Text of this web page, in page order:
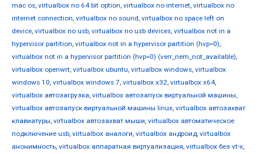
mac os, virtualbox no 64 bit option, virtualbox no internet, virtualbox no
internet connection, virtualbox no sound, virtualbox no space left on
device, virtualbox no usb, virtualbox no usb devices, virtualbox not in a
hypervisor partition, virtualbox not in a hypervisor partition (hvp=0),
virtualbox not in a hypervisor partition (hvp=0) (verr_nem_not_available),
virtualbox openwrt, virtualbox ubuntu, virtualbox windows, virtualbox
windows 10, virtualbox windows 7, virtualbox x32, virtualbox x64,
virtualbox автозагрузка, virtualbox автозапуск виртуальной машины,
virtualbox автозапуск виртуальной машины linux, virtualbox автозахват
клавиатуры, virtualbox автозахват мыши, virtualbox автоматическое
подключение usb, virtualbox аналоги, virtualbox андроид, virtualbox
анонимность, virtualbox аппаратная виртуализация, virtualbox без vt-x,